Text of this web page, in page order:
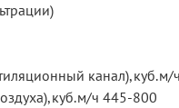
ч 445-800